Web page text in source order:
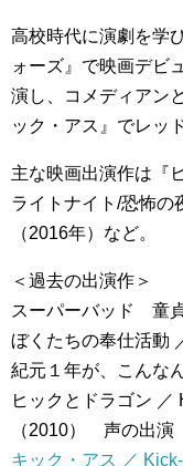
高校時代に演劇を学
ォーズ』で映画デビ
演し、コメディアン
ック・アス』でレッ
主な映画出演作は『
ライトナイト/恐怖の
（2016年）など。
＜過去の出演作＞
スーパーバッド 童
ぼくたちの奉仕活動
紀元１年が、こんな
ヒックとドラゴン
（2010） 声の出演
キック・アス ／